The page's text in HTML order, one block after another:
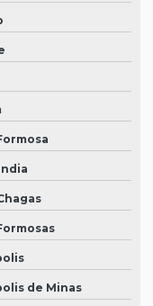
de Minas